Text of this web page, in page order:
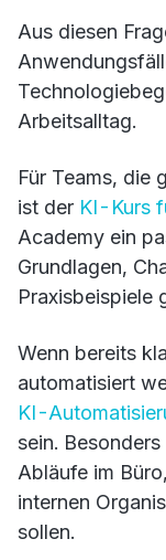
Aus diesen
Arbeitsalltag.
Für Teams, die
ist der KI-Kurs
Academy ein
Grundlagen,
Praxisbeispiele
Wenn bereits
automatisiert
KI-
sein.
Abläufe im
internen
sollen.